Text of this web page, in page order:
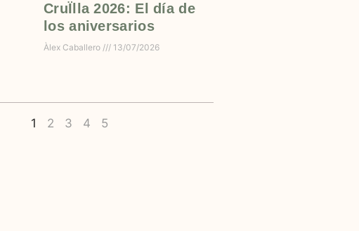
CruÏlla 2026: El día de
los aniversarios
Àlex Caballero 13/07/2026
1 2 3 4 5